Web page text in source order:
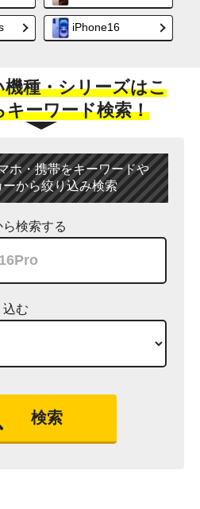
iPhone16
機種・シリーズはこ
キーワード検索！
ホ・携帯をキーワードや
ーから絞り込み検索
検索する
込む
検索